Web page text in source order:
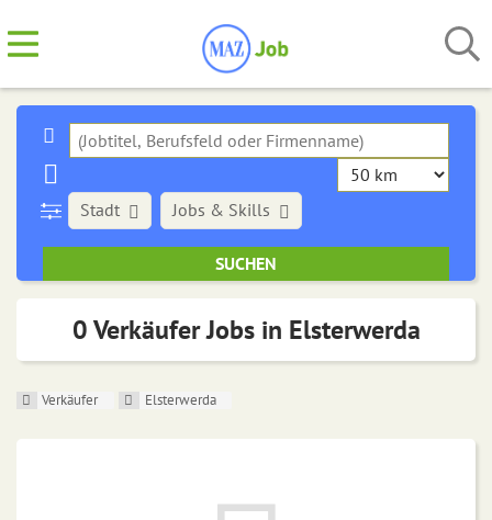
Stadt Jobs & Skills
0 Verkäufer Jobs in Elsterwerda
Verkäufer Elsterwerda